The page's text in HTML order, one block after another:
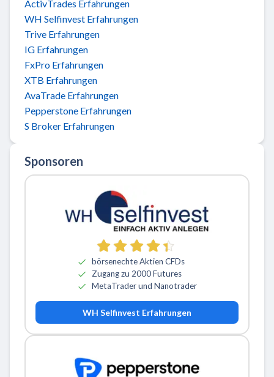
ActivTrades Erfahrungen
WH Selfinvest Erfahrungen
Trive Erfahrungen
IG Erfahrungen
FxPro Erfahrungen
XTB Erfahrungen
AvaTrade Erfahrungen
Pepperstone Erfahrungen
S Broker Erfahrungen
Sponsoren
börsenechte Aktien CFDs
Zugang zu 2000 Futures
MetaTrader und Nanotrader
WH Selfinvest Erfahrungen